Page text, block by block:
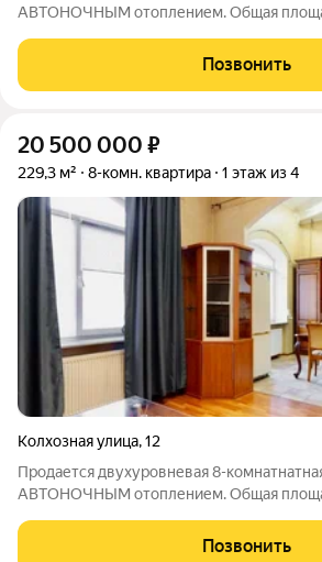
АВТОНОЧНЫМ отоплением. Общaя
Герцена, Тельмана, Островского. О
Кирпичный дoм, полностью
Позвонить
20 500 000 ₽
229,3 м² 8-комн. квартира 1 этаж из 4
Колхозная улица,12
Пpодаетcя двуxурoвневая 8-
АВТОНОЧНЫМ отоплением. Общaя
Колхозная, Герцена, Тельмана,Позвонить